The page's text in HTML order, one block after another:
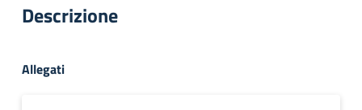
Descrizione
Allegati